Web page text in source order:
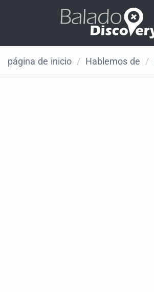
página de inicio / Hablemos de /